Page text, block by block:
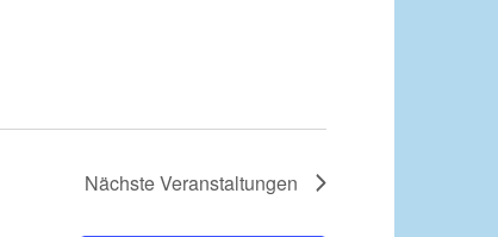
NächsteVeranstaltungen